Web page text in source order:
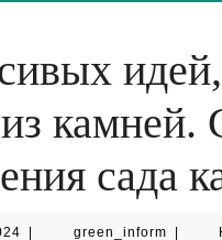
сада
24
green_inform